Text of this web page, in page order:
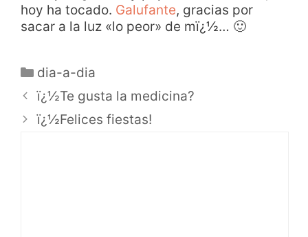
hoy ha tocado. Galufante, gracias por
sacar a la luz «lo peor» de mï¿½… 🙂
dia-a-dia
ï¿½Te gusta la medicina?
ï¿½Felices fiestas!